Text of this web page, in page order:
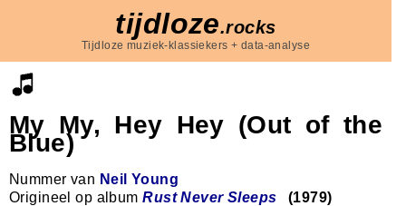
tijdloze.rocks
Tijdloze muziek-klassiekers + data-analyse
My My, Hey Hey (Out of the
Blue)
Nummer van Neil Young
Origineel op albumRust Never Sleeps (1979)